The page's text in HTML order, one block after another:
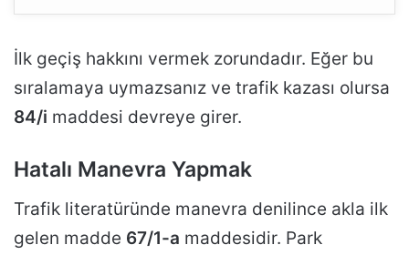
İlk geçiş hakkını vermek zorundadır. Eğer bu
sıralamaya uymazsanız ve trafik kazası olursa
84/i maddesi devreye girer.
Hatalı Manevra Yapmak
Trafik literatüründe manevra denilince akla ilk
gelen madde 67/1-a maddesidir. Park